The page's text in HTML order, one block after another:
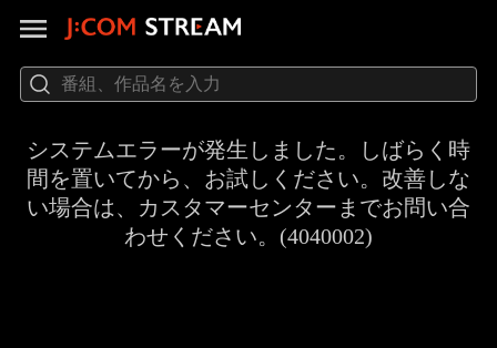
システムエラーが発生しました。しばらく時
間を置いてから、お試しください。改善しな
い場合は、カスタマーセンターまでお問い合
わせください。(4040002)